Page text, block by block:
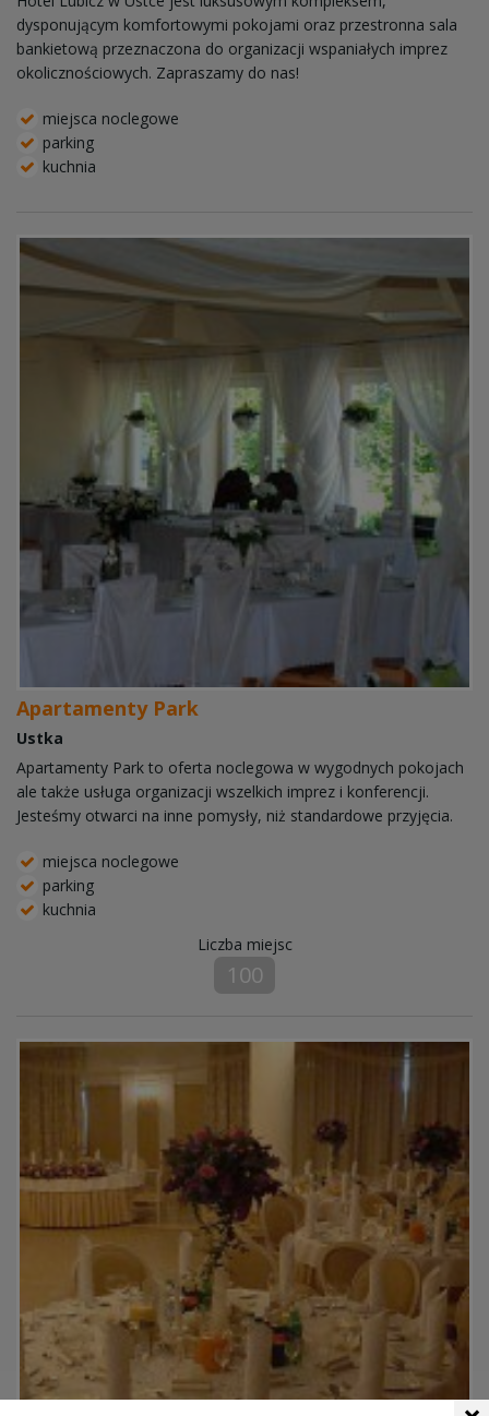
dysponującym komfortowymi pokojami oraz przestronna sala
bankietową przeznaczona do organizacji wspaniałych imprez
okolicznościowych. Zapraszamy do nas!
miejsca noclegowe
parking
kuchnia
Apartamenty Park
Ustka
Apartamenty Park to oferta noclegowa w wygodnych pokojach
ale także usługa organizacji wszelkich imprez i konferencji.
Jesteśmy otwarci na inne pomysły, niż standardowe przyjęcia.
miejsca noclegowe
parking
kuchnia
Liczba miejsc
100